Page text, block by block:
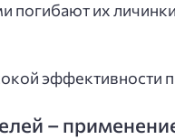
погибают их
эффективности
–